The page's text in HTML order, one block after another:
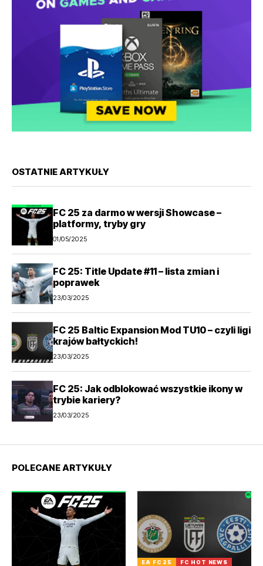
OSTATNIE ARTYKUŁY
FC 25 za darmo w wersji Showcase –
platformy, tryby gry
01/05/2025
FC 25: Title Update #11 – lista zmian i
poprawek
23/03/2025
FC 25 Baltic Expansion Mod TU10 – czyli ligi
krajów bałtyckich!
23/03/2025
FC 25: Jak odblokować wszystkie ikony w
trybie kariery?
23/03/2025
POLECANE ARTYKUŁY
EA FC 25
FC HOT NEWS